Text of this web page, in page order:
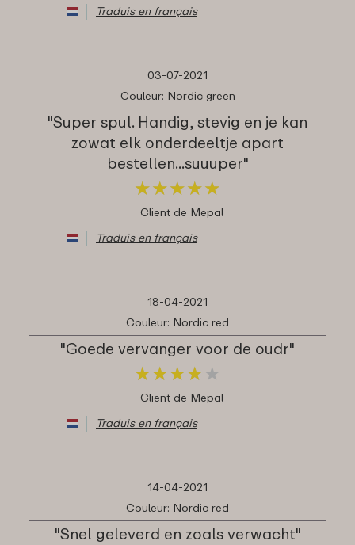
Traduis en français
03-07-2021
Couleur: Nordic green
"Super spul. Handig, stevig en je kan
zowat elk onderdeeltje apart
bestellen...suuuper"
★★★★★
★★★★★
Client de Mepal
Traduis en français
18-04-2021
Couleur: Nordic red
"Goede vervanger voor de oudr"
★★★★ ★
★★★★ ★
Client de Mepal
Traduis en français
14-04-2021
Couleur: Nordic red
"Snel geleverd en zoals verwacht"